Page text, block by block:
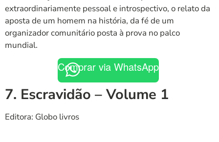
extraordinariamente pessoal e introspectivo, o relato da
aposta de um homem na história, da fé de um
organizador comunitário posta à prova no palco
mundial.
Comprar via WhatsApp
7. Escravidão – Volume 1
Editora: Globo livros